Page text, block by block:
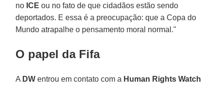
no ICE ou no fato de que cidadãos estão sendo
deportados. E essa é a preocupação: que a Copa do
Mundo atrapalhe o pensamento moral normal."
O papel da Fifa
A DW entrou em contato com a Human Rights Watch